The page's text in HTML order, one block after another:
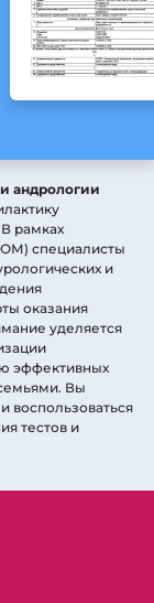
андрологии
рамках
специалисты
и
оказания
уделяется
эффективных
Вы
воспользоваться
тестов и